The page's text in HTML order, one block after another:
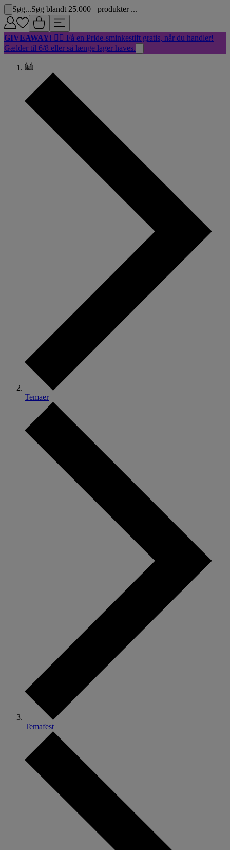
Søg...Søg blandt 25.000+ produkter ...
GIVEAWAY! 🏳️‍🌈 Få en Pride-sminkestift gratis, når du handler!
Gælder til 6/8 eller så længe lager haves.
Temaer
Temafest